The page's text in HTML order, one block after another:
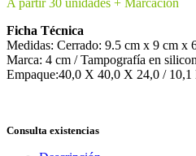
Ficha Técnica
Medidas: Cerrado: 9.5 cm x 9 cm x
Marca: 4 cm / Tampografía en
Empaque:40,0 X 40,0 X 24,0 / 10,1
Consulta existencias